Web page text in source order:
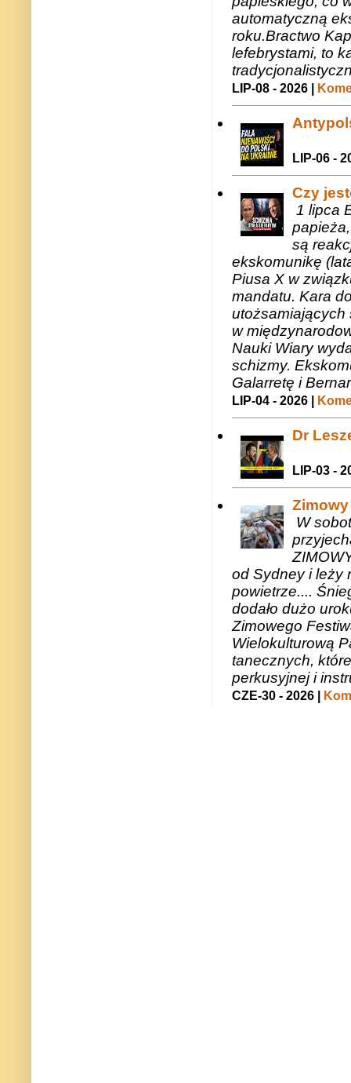
automatyczną
roku.Bractwo
lefebrystami, to
LIP-08 - 2026 |
LIP-06 -
Czy
1 lipca
są
ekskomunikę
Piusa X w
mandatu. Kara
utożsamiających
w
Nauki Wiary
schizmy.
Galarretę i
LIP-04 - 2026 |
Dr
LIP-03 -
W
od Sydney i leży
powietrze....
dodało dużo
Zimowego
Wielokulturową
tanecznych,
perkusyjnej i
CZE-30 - 2026 |